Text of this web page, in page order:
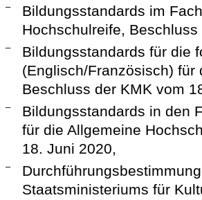
–
Bildungsstandards im
Hochschulreife,
–
Bildungsstandards für die
(Englisch/Französisch) für
Beschluss der KMK vom
–
Bildungsstandards in den
für die Allgemeine
18. Juni 2020,
–
Staatsministeriums für